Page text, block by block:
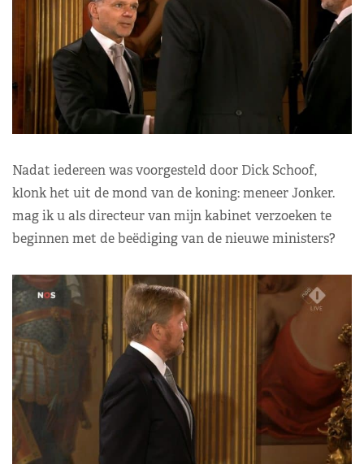
Nadat iedereen was voorgesteld door Dick Schoof,
klonk het uit de mond van de koning: meneer Jonker.
mag ik u als directeur van mijn kabinet verzoeken te
beginnen met de beëdiging van de nieuwe ministers?